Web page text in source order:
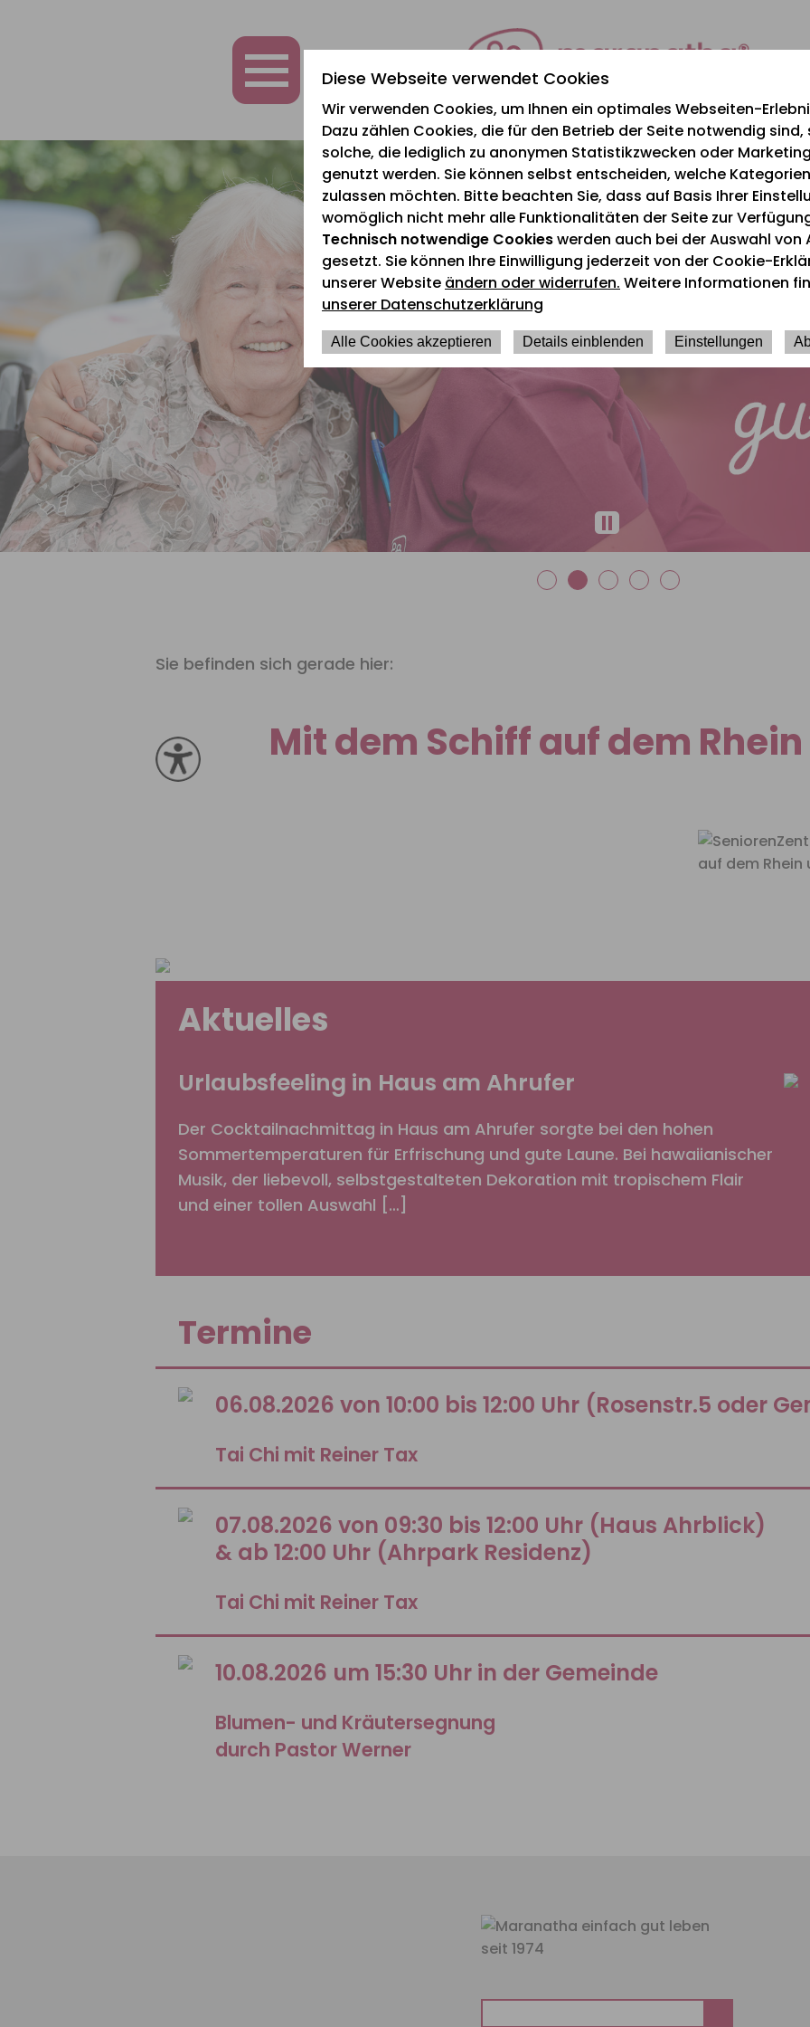
Diese Webseite verwendet Cookies
Wir verwenden Cookies, um Ihnen ein optimales Webseiten-
Dazu zählen Cookies, die für den Betrieb der Seite notwendig sind,
solche, die lediglich zu anonymen Statistikzwecken oder
genutzt werden. Sie können selbst entscheiden, welche
zulassen möchten. Bitte beachten Sie, dass auf Basis Ihrer
womöglich nicht mehr alle Funktionalitäten der Seite zur
Technisch notwendige Cookieswerden auch bei der Auswahl von
gesetzt. Sie können Ihre Einwilligung jederzeit von der Cookie-
unserer Website ändern oder widerrufen. Weitere Informationen
unserer Datenschutzerklärung
Alle Cookies akzeptieren Details einblenden Einstellungen
Sie befinden sich gerade hier:
Mit dem Schiff auf dem
Aktuelles
Urlaubsfeeling in Haus am Ahrufer
Der Cocktailnachmittag in Haus am Ahrufer sorgte bei den hohen
Sommertemperaturen für Erfrischung und gute Laune. Bei hawaiianischer
Musik, der liebevoll, selbstgestalteten Dekoration mit tropischem Flair
und einer tollen Auswahl […]
Termine
06.08.2026 von 10:00 bis 12:00 Uhr (Rosenstr.5 oder
Tai Chi mit Reiner Tax
07.08.2026 von 09:30 bis 12:00 Uhr (Haus Ahrblick)
& ab 12:00 Uhr (Ahrpark Residenz)
Tai Chi mit Reiner Tax
10.08.2026 um 15:30 Uhr in der Gemeinde
Blumen- und Kräutersegnung
durch Pastor Werner